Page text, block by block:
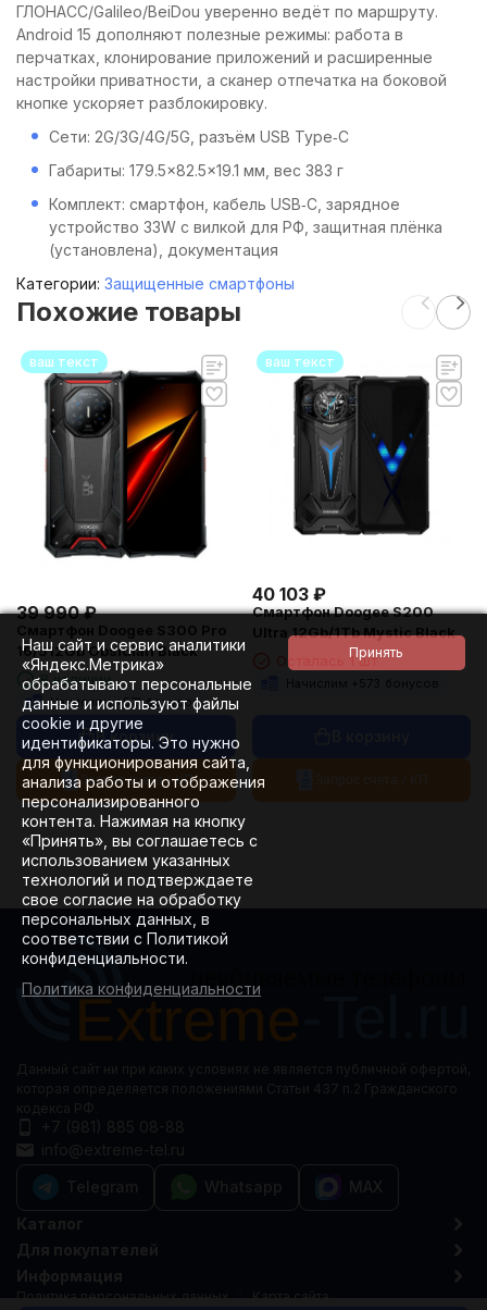
ГЛОНАСС/Galileo/BeiDou уверенно ведёт по маршруту.
Android 15 дополняют полезные режимы: работа в
перчатках, клонирование приложений и расширенные
настройки приватности, а сканер отпечатка на боковой
кнопке ускоряет разблокировку.
Сети: 2G/3G/4G/5G, разъём USB Type‑C
Габариты: 179.5×82.5×19.1 мм, вес 383 г
Комплект: смартфон, кабель USB‑C, зарядное
устройство 33W с вилкой для РФ, защитная плёнка
(установлена), документация
Категории: Защищенные смартфоны
Похожие товары
ваш текст
39 990 ₽
Смартфон Doogee S300 Pro
16/512Gb Obsidian Black
В наличии
Начислим +571 бонусов
В корзину
Запрос счета / КП
ваш текст
40 103 ₽
Смартфон Doogee S200
Ultra 12Gb/1Tb Mystic Black
Осталась 1 шт.
Начислим + 573 бонусов
Наш сайт и сервис аналитики
«Яндекс.Метрика»
обрабатывают персональные
данные и используют файлы
cookie и другие
идентификаторы. Это нужно
для функционирования сайта,
анализа работы и отображения
персонализированного
контента. Нажимая на кнопку
«Принять», вы соглашаетесь с
использованием указанных
технологий и подтверждаете
свое согласие на обработку
персональных данных, в
соответствии с Политикой
конфиденциальности.
Политика конфиденциальности